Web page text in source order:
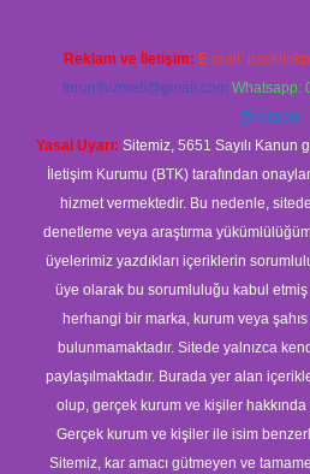
Reklam ve İletişim: E-mail:
forumhizmeti@gmail.com Whatsapp:
@karabul
Yasal Uyarı: Sitemiz, 5651 Sayılı Kanun
İletişim Kurumu (BTK) tarafından
hizmet vermektedir. Bu nedenle,
denetleme veya araştırma
üyelerimiz yazdıkları içeriklerin
üye olarak bu sorumluluğu kabul etmiş
herhangi bir marka, kurum veya
bulunmamaktadır. Sitede yalnızca
paylaşılmaktadır. Burada yer alan
olup, gerçek kurum ve kişiler hakkında
Gerçek kurum ve kişiler ile isim
Sitemiz, kar amacı gütmeyen ve